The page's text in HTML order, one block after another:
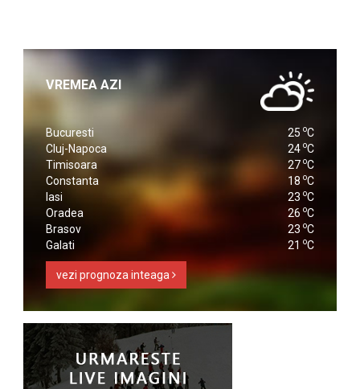
VREMEA AZI
Bucuresti 25 oC
Cluj-Napoca
24 oC
Timisoara
27 oC
Constanta
18 oC
Iasi
23 oC
Oradea
26 oC
Brasov
23 oC
Galati
21 oC
vezi prognoza inteaga